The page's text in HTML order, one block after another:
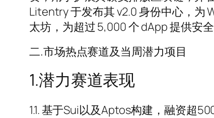
Litentry 于发布其 v2.0 身份中心，为
太坊，为超过 5,000 个 dApp 提供安
二.市场热点赛道及当周潜力项目
1.潜力赛道表现
1.1. 基于Sui以及Aptos构建，融资超